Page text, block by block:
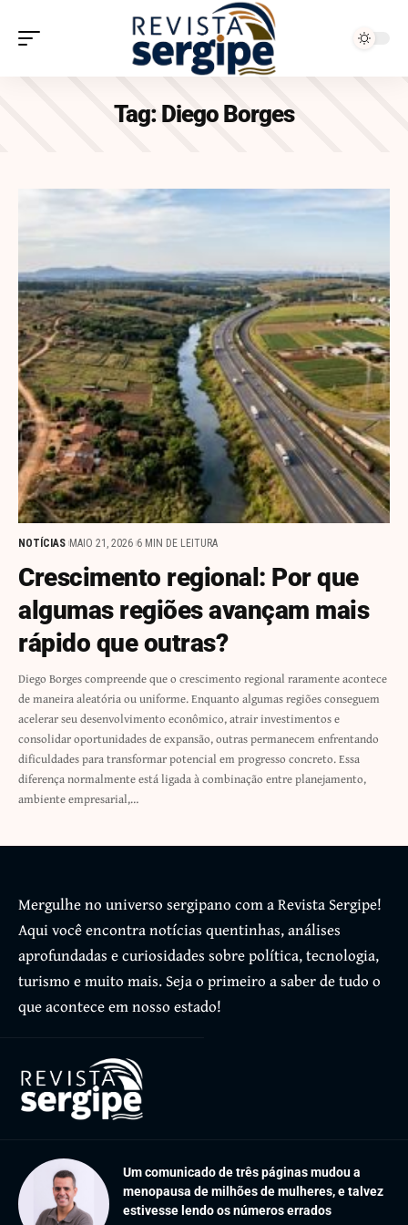
Tag: Diego Borges
NOTÍCIAS MAIO 21, 2026 6 MIN DE LEITURA
Crescimento regional: Por que
algumas regiões avançam mais
rápido que outras?
Diego Borges compreende que o crescimento regional raramente acontece
de maneira aleatória ou uniforme. Enquanto algumas regiões conseguem
acelerar seu desenvolvimento econômico, atrair investimentos e
consolidar oportunidades de expansão, outras permanecem enfrentando
dificuldades para transformar potencial em progresso concreto. Essa
diferença normalmente está ligada à combinação entre planejamento,
ambiente empresarial,…
Mergulhe no universo sergipano com a Revista Sergipe!
Aqui você encontra notícias quentinhas, análises
aprofundadas e curiosidades sobre política, tecnologia,
turismo e muito mais. Seja o primeiro a saber de tudo o
que acontece em nosso estado!
Um comunicado de três páginas mudou a
menopausa de milhões de mulheres, e talvez
estivesse lendo os números errados